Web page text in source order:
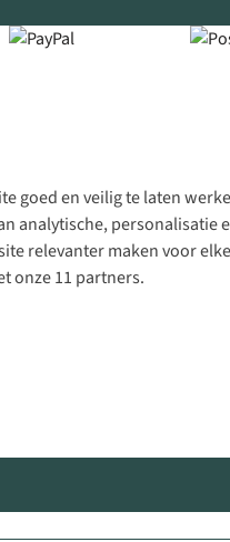
goed en veilig te laten
analytische, personalisatie
relevanter maken voor
onze 11 partners.